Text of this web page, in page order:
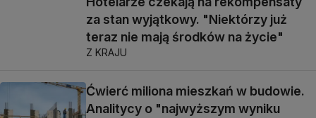
za stan wyjątkowy. "Niektórzy już
teraz nie mają środków na życie"
Z KRAJU
Ćwierć miliona mieszkań w budowie.
Analitycy o "najwyższym wyniku